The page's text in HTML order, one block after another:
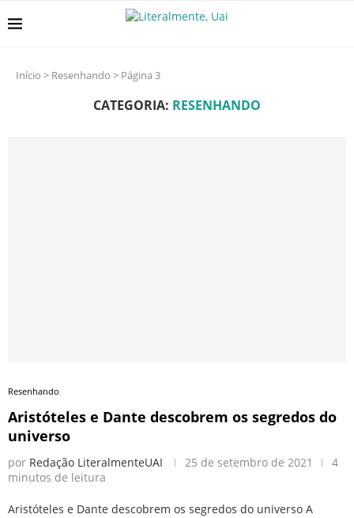
Início > Resenhando > Página 3
CATEGORIA: RESENHANDO
Resenhando
Aristóteles e Dante descobrem os segredos do
universo
por Redação LiteralmenteUAI 25 de setembro de 2021
4
minutos de leitura
Aristóteles e Dante descobrem os segredos do universo A